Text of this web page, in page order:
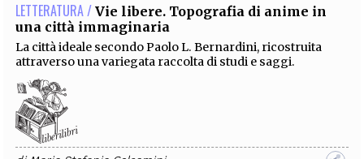
LETTERATURA / Vie libere. Topografia di anime in
una città immaginaria
La città ideale secondo Paolo L. Bernardini, ricostruita
attraverso una variegata raccolta di studi e saggi.